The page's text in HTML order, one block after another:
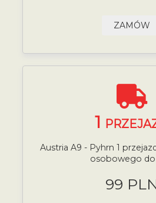
ZAMÓW
1
Austria A9 - Pyhrn 1
osobowego do
99